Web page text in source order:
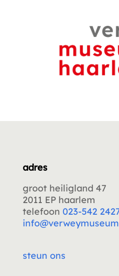
adres
groot heiligland 47
2011 EP haarlem
telefoon 023-542
steun ons